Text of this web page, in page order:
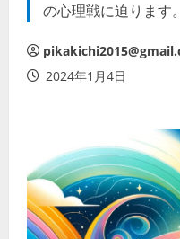
の心理戦に迫ります。
2024年1月4日